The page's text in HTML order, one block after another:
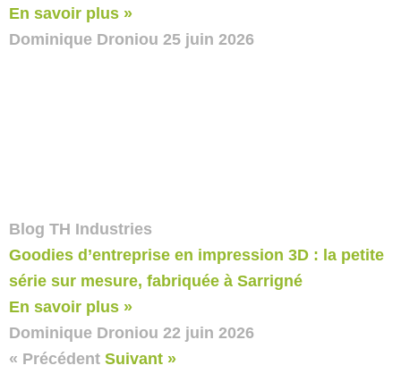
En savoir plus »
Dominique Droniou 25 juin 2026
Blog TH Industries
Goodies d’entreprise en impression 3D : la petite
série sur mesure, fabriquée à Sarrigné
En savoir plus »
Dominique Droniou 22 juin 2026
« Précédent Suivant »